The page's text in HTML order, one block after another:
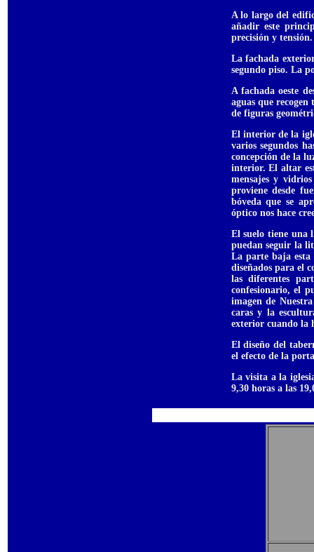
A lo largo del
añadir este
precisión y tensión.
La fachada
segundo piso. La
A fachada oeste
aguas que
de figuras
El interior de la
varios segundos
concepción de la
interior. El altar
mensajes y
proviene desde
bóveda que se
óptico nos hace
El suelo tiene una
puedan seguir la
La parte baja
diseñados para el
las diferentes
confesionario, el
imagen de
caras y la
exterior cuando la
El diseño del
el efecto de la
La visita a la
9,30 horas a las